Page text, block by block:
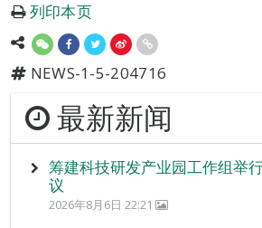
列印本页
NEWS-1-5-204716
最新新闻
筹建科技研发产业园工作组举
议
2026年8月6日 22:21